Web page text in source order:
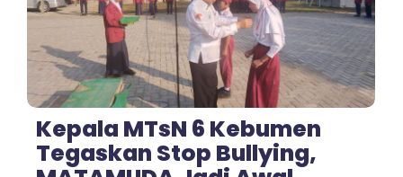
No Comments
Kepala MTsN 6 Kebumen
Tegaskan Stop Bullying,